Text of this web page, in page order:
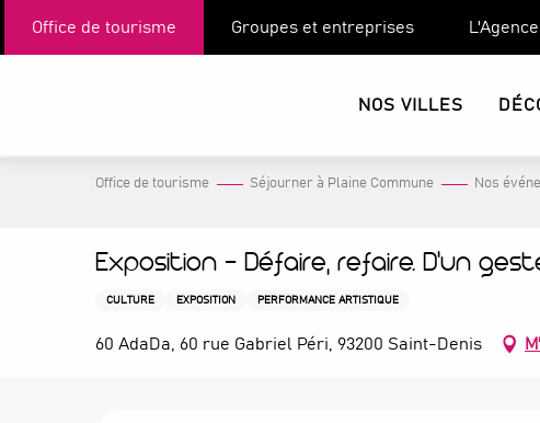
Office de tourisme Groupes et entreprises
NOS VILLES
Office de tourisme Séjourner à Plaine Commune Nos
Exposition - Défaire, refaire. D'un
CULTURE EXPOSITION PERFORMANCE ARTISTIQUE
60 AdaDa, 60 rue Gabriel Péri, 93200 Saint-Denis